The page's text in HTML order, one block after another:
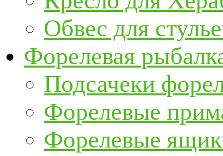
Обвес для
Форелевая
Подсачеки
Форелевые
Форелевые